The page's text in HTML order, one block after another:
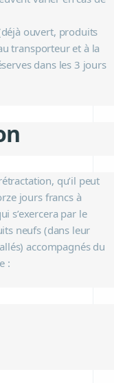
ouvert, produits
transporteur et à la
dans les 3 jours
qu’il peut
jours francs à
s’exercera par le
neufs (dans leur
accompagnés du
: